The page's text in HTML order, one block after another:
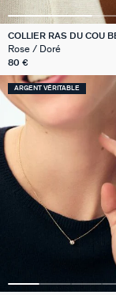
GÉNÉRATION AGATHA
SUR LA PEAU
COLLIER RAS DU COU
Rose / Doré
80 €
ARGENT VÉRITABLE